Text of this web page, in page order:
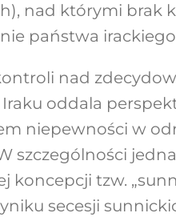
nad którymi brak
państwa
nad
Iraku oddala
niepewności w
szczególności
koncepcji tzw.
secesji